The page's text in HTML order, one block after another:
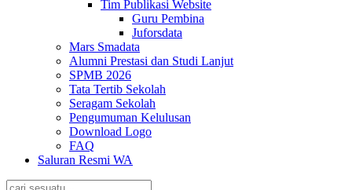
Tim Publikasi Website
Guru Pembina
Juforsdata
Mars Smadata
Alumni Prestasi dan Studi Lanjut
SPMB 2026
Tata Tertib Sekolah
Seragam Sekolah
Pengumuman Kelulusan
Download Logo
FAQ
Saluran Resmi WA